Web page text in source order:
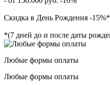
Скидка в День Рождения -15%*
*(7 дней до и после даты
Любые формы оплаты
Любые формы оплаты